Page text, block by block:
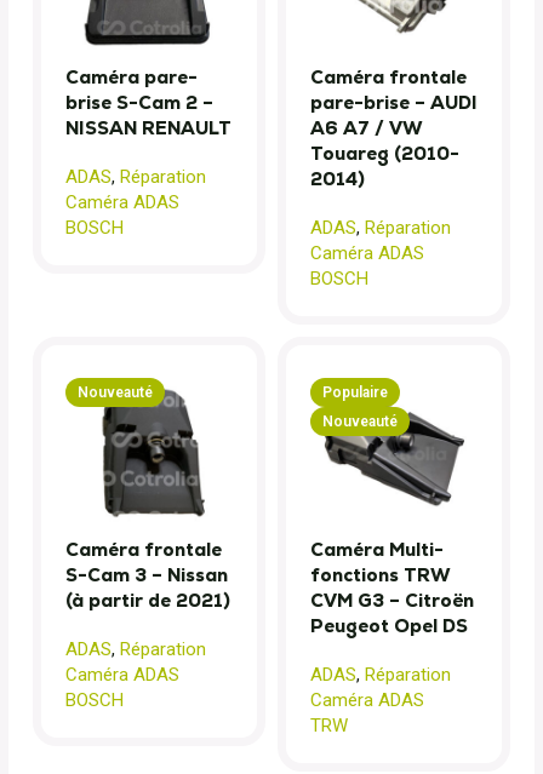
Caméra pare-
brise S-Cam 2 –
NISSAN RENAULT
ADAS, Réparation
Caméra ADAS
BOSCH
Caméra frontale
pare-brise – AUDI
A6 A7 / VW
Touareg (2010-
2014)
ADAS, Réparation
Caméra ADAS
BOSCH
Nouveauté
Caméra frontale
S-Cam 3 – Nissan
(à partir de 2021)
ADAS, Réparation
Caméra ADAS
BOSCH
Populaire
Nouveauté
Caméra Multi-
fonctions TRW
CVM G3 – Citroën
Peugeot Opel DS
ADAS, Réparation
Caméra ADAS
TRW